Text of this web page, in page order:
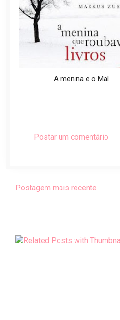
A menina e o Mal
Postar um comentário
Postagem mais recente